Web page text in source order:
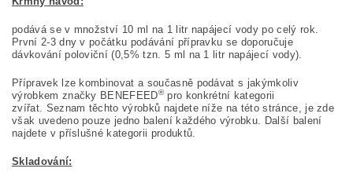
podává se v množství 10 ml na 1 litr napájecí vody po celý rok.
První 2-3 dny v počátku podávání přípravku se doporučuje
dávkování poloviční (0,5% tzn. 5 ml na 1 litr napájecí vody).
Přípravek lze kombinovat a současně podávat s jakýmkoliv
výrobkem značky BENEFEED®pro konkrétní kategorii
zvířat. Seznam těchto výrobků najdete níže na této stránce, je zde
však uvedeno pouze jedno balení každého výrobku. Další balení
najdete v příslušné kategorii produktů.
Skladování: